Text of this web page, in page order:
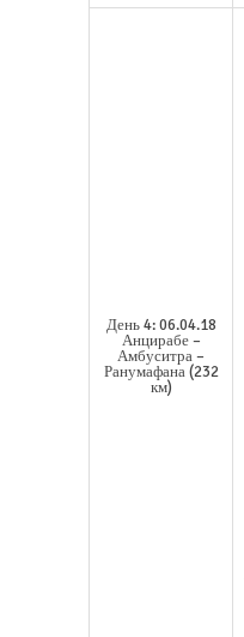
День 4: 06.04.18
Анцирабе –
Амбуситра –
Ранумафана (232
км)